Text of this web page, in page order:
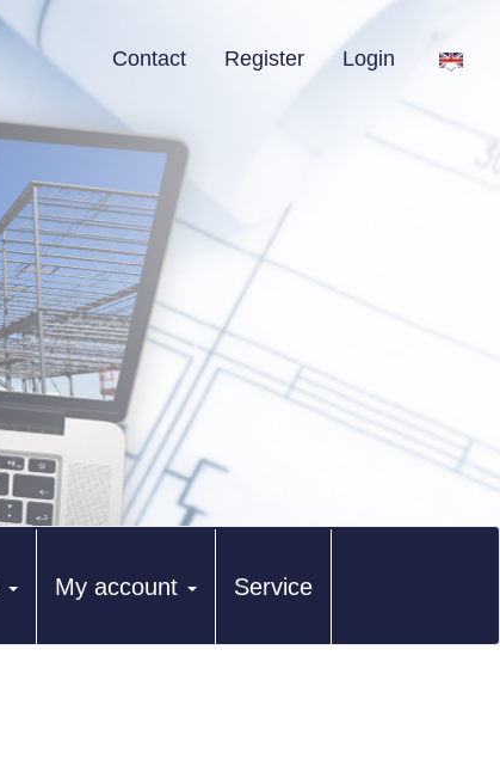
Contact Register Login
My account Service